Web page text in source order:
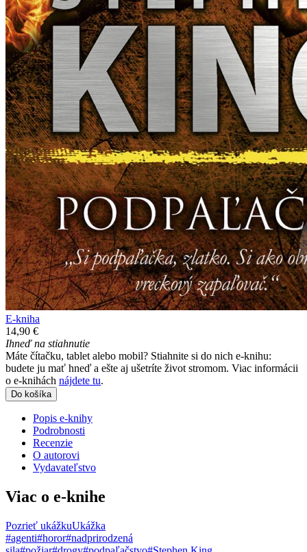
E-kniha
14,90 €
Ihneď na stiahnutie
Máte čítačku, tablet alebo mobil? Stiahnite si do nich e-knihu:
budete ju mať hneď a ešte aj ušetríte život stromom. Viac informácii
o e-knihách nájdete tu.
Do košíka
Popis e-knihy
Podrobnosti
Recenzie
O autorovi
Vydavateľstvo
Viac o e-knihe
Pozrieť ukážkuUkážka
#agenti#horor#nadprirodzená